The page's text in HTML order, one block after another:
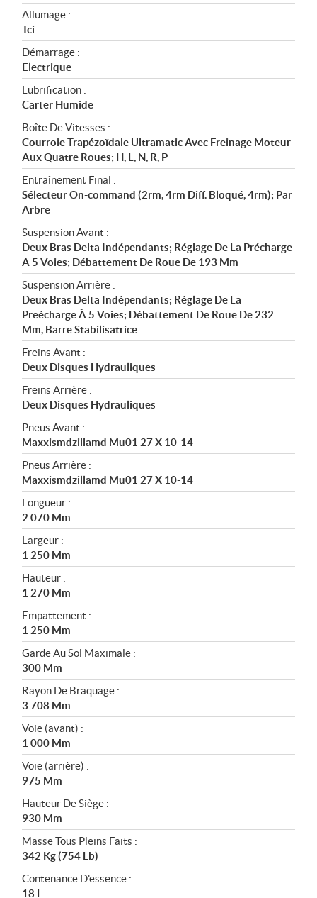
Allumage :
Tci
Démarrage :
Électrique
Lubrification :
Carter Humide
Boîte De Vitesses :
Courroie Trapézoïdale Ultramatic Avec Freinage Moteur
Aux Quatre Roues; H, L, N, R, P
Entraînement Final :
Sélecteur On-command (2rm, 4rm Diff. Bloqué, 4rm); Par
Arbre
Suspension Avant :
Deux Bras Delta Indépendants; Réglage De La Précharge
À 5 Voies; Débattement De Roue De 193 Mm
Suspension Arrière :
Deux Bras Delta Indépendants; Réglage De La
Preécharge À 5 Voies; Débattement De Roue De 232
Mm, Barre Stabilisatrice
Freins Avant :
Deux Disques Hydrauliques
Freins Arrière :
Deux Disques Hydrauliques
Pneus Avant :
Maxxismdzillamd Mu01 27 X 10-14
Pneus Arrière :
Maxxismdzillamd Mu01 27 X 10-14
Longueur :
2 070 Mm
Largeur :
1 250 Mm
Hauteur :
1 270 Mm
Empattement :
1 250 Mm
Garde Au Sol Maximale :
300 Mm
Rayon De Braquage :
3 708 Mm
Voie (avant) :
1 000 Mm
Voie (arrière) :
975 Mm
Hauteur De Siège :
930 Mm
Masse Tous Pleins Faits :
342 Kg (754 Lb)
Contenance D'essence :
18 L